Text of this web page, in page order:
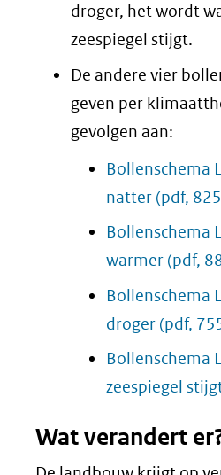
droger, het wordt
zeespiegel stijgt.
De andere vier
geven per
gevolgen aan:
Bollenschema
natter (pdf,
Bollenschema
warmer (pdf,
Bollenschema
droger (pdf,
Bollenschema
zeespiegel
Wat verandert